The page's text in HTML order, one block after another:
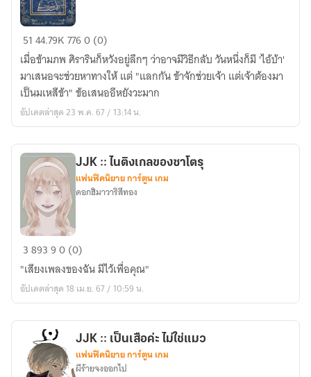
[รามเกียรติ์]
ใน
ธารา
(จบ)
5144.79K7760 (0)
เมื่อข้ามภพ ศิรารินก็หวังอยู่ลึกๆ ว่าอาจมีวิธีกลับ วันหนึ่งก็มี 'ไอ้บ้า'
มาเสนอจะช่วยหาทางให้ แต่ "แลกกัน ข้าจักช่วยเจ้า แต่เจ้าต้องมา
เป็นมเหสีข้า" ข้อเสนออีหยังวะมาก
อัปเดตล่าสุด 23 พ.ค. 67 / 13:14 น.
JJK
ไน
ติง
ซา
โตรุ
JJK :: ไนติงเกลของซาโตรุ
แฟนฟิคนิยาย การ์ตูน เกม
ดอกฮิมาวาริสีทอง
389390 (0)
"เสียงเพลงของฉัน มีไว้เพื่อคุณ"
อัปเดตล่าสุด 18 เม.ย. 67 / 10:59 น.
JJK :: เป็นเสือค่ะ ไม่ใช่แมว
แฟนฟิคนิยาย การ์ตูน เกม
ผีร้ายจงออกไป